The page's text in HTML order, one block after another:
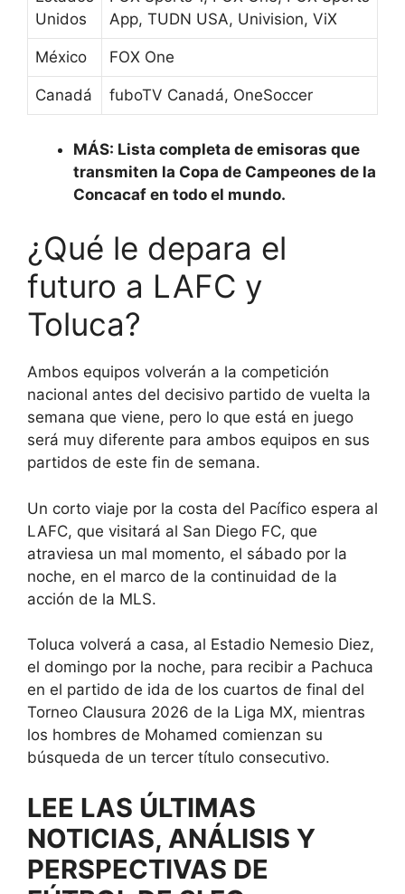
Unidos
App, TUDN USA, Univision, ViX
México FOX One
Canadá fuboTV Canadá, OneSoccer
MÁS: Lista completa de emisoras que
transmiten la Copa de Campeones de la
Concacaf en todo el mundo.
¿Qué le depara el
futuro a LAFC y
Toluca?
Ambos equipos volverán a la competición
nacional antes del decisivo partido de vuelta la
semana que viene, pero lo que está en juego
será muy diferente para ambos equipos en sus
partidos de este fin de semana.
Un corto viaje por la costa del Pacífico espera al
LAFC, que visitará al San Diego FC, que
atraviesa un mal momento, el sábado por la
noche, en el marco de la continuidad de la
acción de la MLS.
Toluca volverá a casa, al Estadio Nemesio Diez,
el domingo por la noche, para recibir a Pachuca
en el partido de ida de los cuartos de final del
Torneo Clausura 2026 de la Liga MX, mientras
los hombres de Mohamed comienzan su
búsqueda de un tercer título consecutivo.
LEE LAS ÚLTIMAS
NOTICIAS, ANÁLISIS Y
PERSPECTIVAS DE